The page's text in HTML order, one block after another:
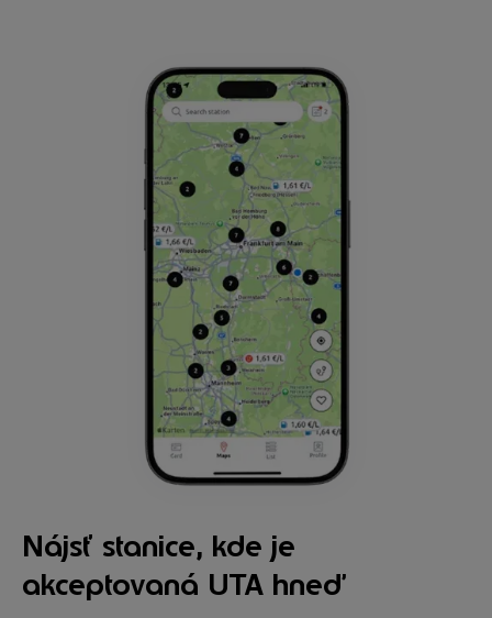
Nájsť stanice, kde je
akceptovaná UTA hneď